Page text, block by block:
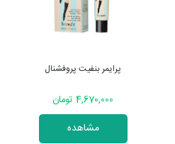
پرایمر بنفیت پروفشنال
4,670,000 تومان
مشاهده